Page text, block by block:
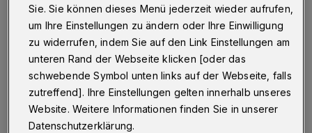
Handball:
Bundesliga, Männer:
Bergischer HC - RN Löwen 24:26 (12:17).
Vorbericht/Liveticker!/Nachbericht
Sie. Sie können dieses Menü jederzeit wieder aufrufen,
um Ihre Einstellungen zu ändern oder Ihre Einwilligung
zu widerrufen, indem Sie auf den Link Einstellungen am
unteren Rand der Webseite klicken [oder das
schwebende Symbol unten links auf der Webseite, falls
zutreffend]. Ihre Einstellungen gelten innerhalb unseres
Website. Weitere Informationen finden Sie in unserer
Datenschutzerklärung.